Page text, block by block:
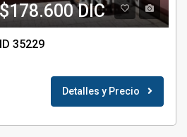
DIC
35229
Detalles y Precio